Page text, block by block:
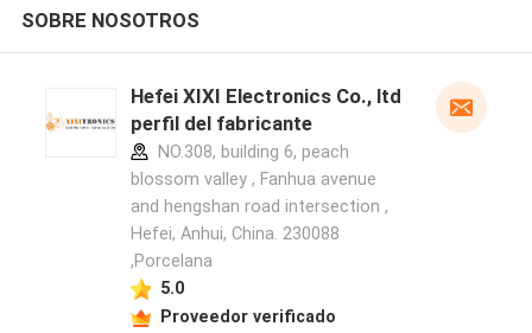
SOBRE NOSOTROS
Hefei XIXI Electronics Co., ltd
perfil del fabricante
NO.308, building 6, peach
blossom valley , Fanhua avenue
and hengshan road intersection ,
Hefei, Anhui, China. 230088
,Porcelana
5.0
Proveedor verificado